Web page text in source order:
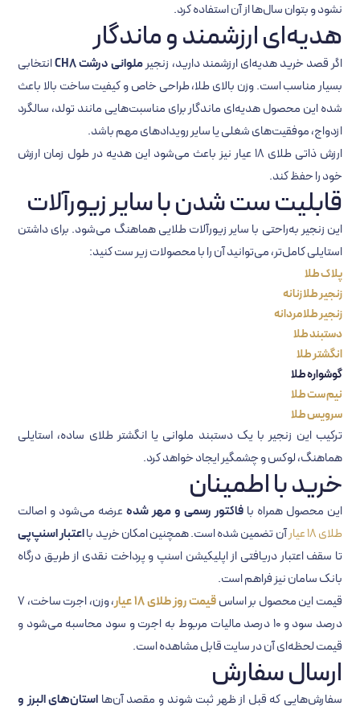
نشود و بتوان سال‌ها از آن استفاده کرد.
هدیه‌ای ارزشمند و ماندگار
اگر قصد خرید هدیه‌ای ارزشمند دارید، زنجیر ملوانی درشت CH8
انتخابی
بسیار مناسب است. وزن بالای طلا، طراحی خاص و کیفیت ساخت بالا باعث
شده این محصول هدیه‌ای ماندگار برای مناسبت‌هایی مانند تولد، سالگرد
ازدواج، موفقیت‌های شغلی یا سایر رویدادهای مهم باشد.
ارزش ذاتی طلای 18 عیار نیز باعث می‌شود این هدیه در طول زمان ارزش
خود را حفظ کند.
قابلیت ست شدن با سایر زیورآلات
این زنجیر به‌راحتی با سایر زیورآلات طلایی هماهنگ می‌شود. برای داشتن
استایلی کامل‌تر، می‌توانید آن را با محصولات زیر ست کنید:
پلاک طلا
زنجیر طلا زنانه
زنجیر طلا مردانه
دستبند طلا
انگشتر طلا
گوشواره طلا
نیم ست طلا
سرویس طلا
ترکیب این زنجیر با یک دستبند ملوانی یا انگشتر طلای ساده، استایلی
هماهنگ، لوکس و چشمگیر ایجاد خواهد کرد.
خرید با اطمینان
این محصول همراه با فاکتور رسمی و مهر شده عرضه می‌شود و اصالت
طلای 18 عیار
آن تضمین شده است. همچنین امکان خرید بااعتبار اسنپ‌پی
تا سقف اعتبار دریافتی از اپلیکیشن اسنپ و پرداخت نقدی از طریق درگاه
بانک سامان نیز فراهم است.
قیمت این محصول بر اساسقیمت روز طلای 18 عیار
، وزن، اجرت ساخت، ۷
درصد سود و ۱۰ درصد مالیات مربوط به اجرت و سود محاسبه می‌شود و
قیمت لحظه‌ای آن در سایت قابل مشاهده است.
ارسال سفارش
سفارش‌هایی که قبل از ظهر ثبت شوند و مقصد آن‌ها استان‌های البرز و